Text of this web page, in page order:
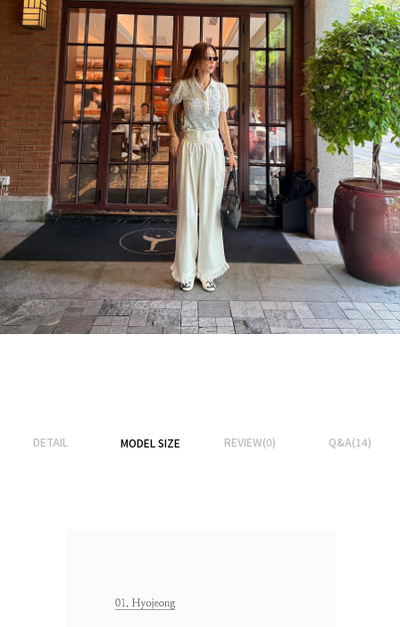
DETAIL MODEL SIZE REVIEW(0) Q&A(14)